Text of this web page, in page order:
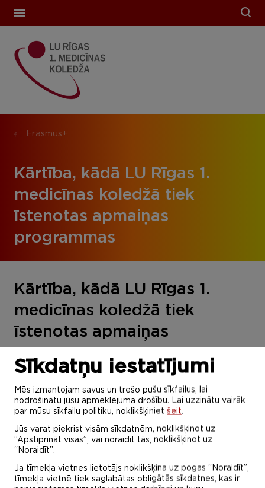
Erasmus+
Kārtība, kādā LU Rīgas 1.
medicīnas koledžā tiek
īstenotas apmaiņas
programmas
Kārtība, kādā LU Rīgas 1.
medicīnas koledžā tiek
īstenotas apmaiņas
Sīkdatņu iestatījumi
Mēs izmantojam savus un trešo pušu sīkfailus, lai
nodrošinātu jūsu apmeklējuma drošību. Lai uzzinātu vairāk
par mūsu sīkfailu politiku, noklikšķiniet šeit.
Jūs varat piekrist visām sīkdatnēm, noklikšķinot uz
“Apstiprināt visas”, vai noraidīt tās, noklikšķinot uz
“Noraidīt”.
Ja tīmekļa vietnes lietotājs noklikšķina uz pogas “Noraidīt”,
tīmekļa vietnē tiek saglabātas obligātās sīkdatnes, kas ir